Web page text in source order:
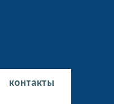
контакты